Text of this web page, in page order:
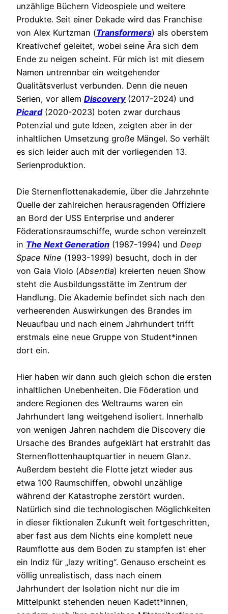
unzählige Büchern Videospiele und weitere
Produkte. Seit einer Dekade wird das Franchise
von Alex Kurtzman (Transformers) als oberstem
Kreativchef geleitet, wobei seine Ära sich dem
Ende zu neigen scheint. Für mich ist mit diesem
Namen untrennbar ein weitgehender
Qualitätsverlust verbunden. Denn die neuen
Serien, vor allem Discovery (2017-2024) und
Picard(2020-2023) boten zwar durchaus
Potenzial und gute Ideen, zeigten aber in der
inhaltlichen Umsetzung große Mängel. So verhält
es sich leider auch mit der vorliegenden 13.
Serienproduktion.
Die Sternenflottenakademie, über die Jahrzehnte
Quelle der zahlreichen herausragenden Offiziere
an Bord der USS Enterprise und anderer
Föderationsraumschiffe, wurde schon vereinzelt
in The Next Generation (1987-1994) und Deep
Space Nine (1993-1999) besucht, doch in der
von Gaia Violo (Absentia) kreierten neuen Show
steht die Ausbildungsstätte im Zentrum der
Handlung. Die Akademie befindet sich nach den
verheerenden Auswirkungen des Brandes im
Neuaufbau und nach einem Jahrhundert trifft
erstmals eine neue Gruppe von Student*innen
dort ein.
Hier haben wir dann auch gleich schon die ersten
inhaltlichen Unebenheiten. Die Föderation und
andere Regionen des Weltraums waren ein
Jahrhundert lang weitgehend isoliert. Innerhalb
von wenigen Jahren nachdem die Discovery die
Ursache des Brandes aufgeklärt hat erstrahlt das
Sternenflottenhauptquartier in neuem Glanz.
Außerdem besteht die Flotte jetzt wieder aus
etwa 100 Raumschiffen, obwohl unzählige
während der Katastrophe zerstört wurden.
Natürlich sind die technologischen Möglichkeiten
in dieser fiktionalen Zukunft weit fortgeschritten,
aber fast aus dem Nichts eine komplett neue
Raumflotte aus dem Boden zu stampfen ist eher
ein Indiz für „lazy writing“. Genauso erscheint es
völlig unrealistisch, dass nach einem
Jahrhundert der Isolation nicht nur die im
Mittelpunkt stehenden neuen Kadett*innen,